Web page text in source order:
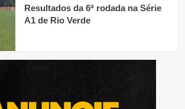
Resultados da 6ª rodada na Série
A1 de Rio Verde